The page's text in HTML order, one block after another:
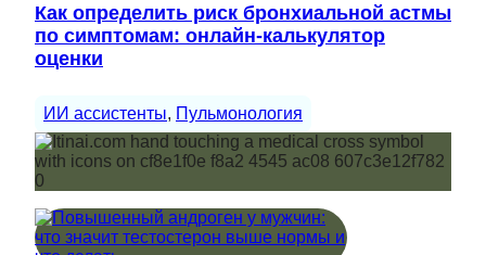
Как определить риск бронхиальной астмы
по симптомам: онлайн-калькулятор
оценки
ИИ ассистенты, Пульмонология